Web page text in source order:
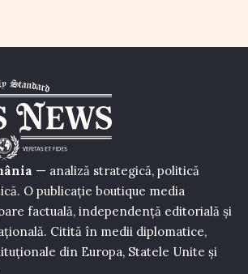
— analiză strategică, politică
O publicație boutique media
factuală, independență editorială și
Citită în medii diplomatice,
din Europa, Statele Unite și